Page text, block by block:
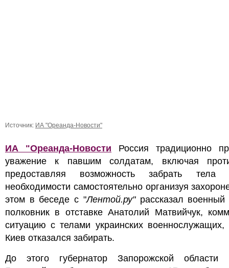
Источник: ИА "Ореанда-Новости"
ИА "Ореанда-Новости
Россия традиционно
уважение к павшим солдатам, включая
предоставляя возможность забрать
необходимости самостоятельно организуя
этом в беседе с "Лентой.ру"рассказал военный
полковник в отставке Анатолий Матвийчук,
ситуацию с телами украинских военнослужащих,
Киев отказался забирать.
До этого губернатор Запорожской области